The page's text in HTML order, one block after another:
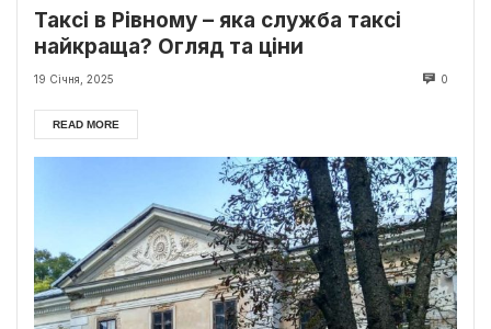
Таксі в Рівному – яка служба таксі
найкраща? Огляд та ціни
19 Січня, 2025 0
READ MORE